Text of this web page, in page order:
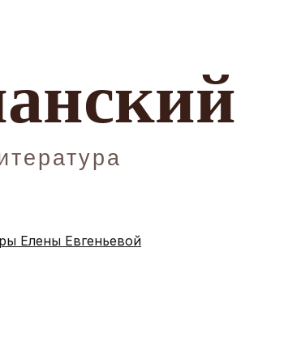
Елены Евгеньевой